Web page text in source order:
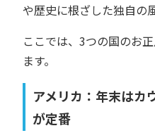
や歴史に根ざした独自の
ここでは、3つの国のお
ます。
アメリカ：年末はカ
が定番